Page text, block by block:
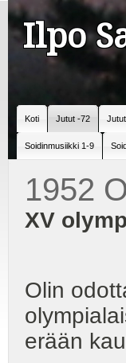
Ilpo
Koti Jutut -72
Soidinmusiikki 1-9
1952
XV
Olin
erään